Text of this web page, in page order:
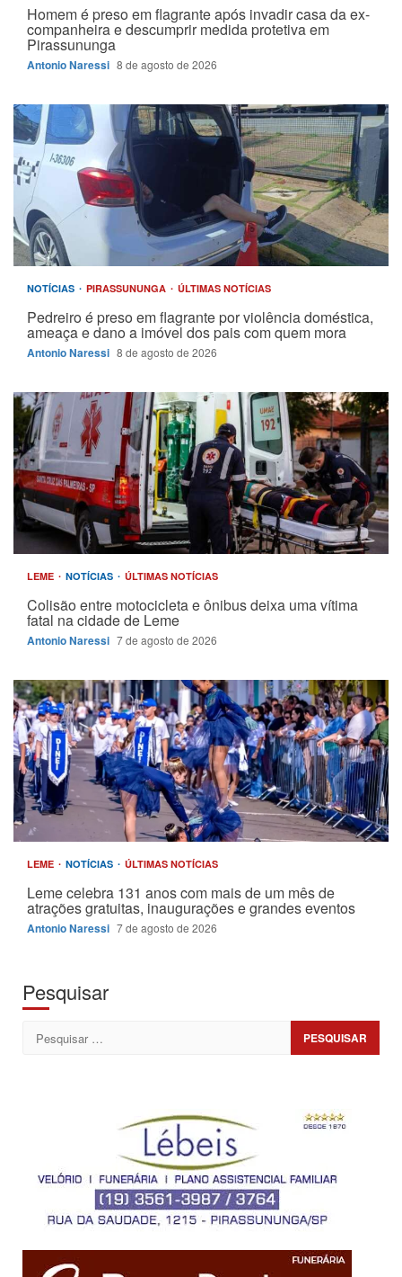
Homem é preso em flagrante após invadir casa da ex-
companheira e descumprir medida protetiva em
Pirassununga
Antonio Naressi 8 de agosto de 2026
NOTÍCIAS PIRASSUNUNGA ÚLTIMAS NOTÍCIAS
Pedreiro é preso em flagrante por violência doméstica,
ameaça e dano a imóvel dos pais com quem mora
Antonio Naressi 8 de agosto de 2026
LEME NOTÍCIAS ÚLTIMAS NOTÍCIAS
Colisão entre motocicleta e ônibus deixa uma vítima
fatal na cidade de Leme
Antonio Naressi 7 de agosto de 2026
LEME NOTÍCIAS ÚLTIMAS NOTÍCIAS
Leme celebra 131 anos com mais de um mês de
atrações gratuitas, inaugurações e grandes eventos
Antonio Naressi 7 de agosto de 2026
Pesquisar
Pesquisar